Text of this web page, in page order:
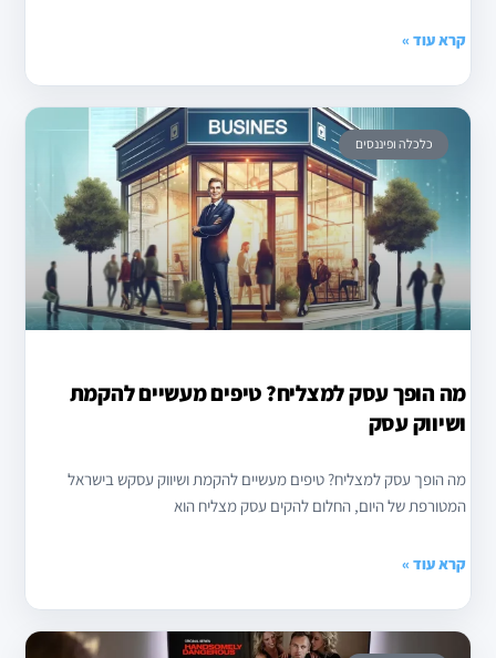
קרא עוד »
כלכלה ופיננסים
מה הופך עסק למצליח? טיפים מעשיים להקמת
ושיווק עסק
מה הופך עסק למצליח? טיפים מעשיים להקמת ושיווק עסקש בישראל
המטורפת של היום, החלום להקים עסק מצליח הוא
קרא עוד »